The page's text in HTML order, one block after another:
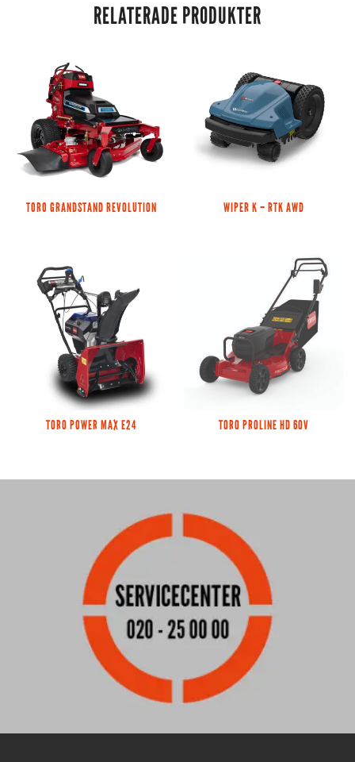
RELATERADE PRODUKTER
TORO GRANDSTAND REVOLUTION WIPER K – RTK AWD
TORO POWER MAX E24 TORO PROLINE HD 60V